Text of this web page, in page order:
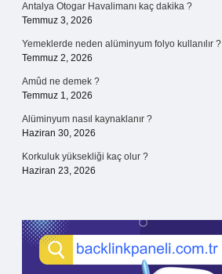
Antalya Otogar Havalimanı kaç dakika ?
Temmuz 3, 2026
Yemeklerde neden alüminyum folyo kullanılır ?
Temmuz 2, 2026
Amûd ne demek ?
Temmuz 1, 2026
Alüminyum nasıl kaynaklanır ?
Haziran 30, 2026
Korkuluk yüksekliği kaç olur ?
Haziran 23, 2026